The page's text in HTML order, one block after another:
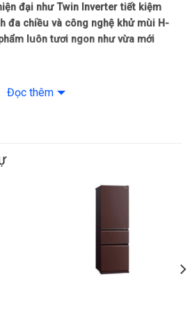
điện: Có
lạnh:
đại như Twin Inverter tiết kiệm
đa chiều và công nghệ khử mùi H-
luôn tươi ngon như vừa mới
mà còn mang tính thẩm mỹ cao
dễ dàng “ăn nhập” với bất kỳ
Đọc thêm